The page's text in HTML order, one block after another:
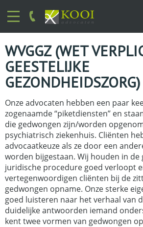
WVGGZ (WET
GEESTELIJKE
GEZONDHEIDSZORG)
Onze advocaten hebben een paar
zogenaamde “piketdiensten” en
die gedwongen zijn/worden
psychiatrisch ziekenhuis. Cliënten
advocaatkeuze als ze door een
worden bijgestaan. Wij houden in de
juridische procedure goed verloopt
vertegenwoordigen cliënten bij de
gedwongen opname. Onze sterke
goed luisteren naar het verhaal van
duidelijke antwoorden iemand
kent twee vormen van gedwongen